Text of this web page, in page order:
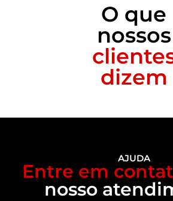
O que
nossos
dizem
AJUDA
Entre em
nosso